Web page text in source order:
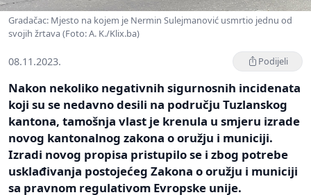
Gradačac: Mjesto na kojem je Nermin Sulejmanović usmrtio jednu od
svojih žrtava (Foto: A. K./Klix.ba)
08.11.2023. Podijeli
Nakon nekoliko negativnih sigurnosnih incidenata
koji su se nedavno desili na području Tuzlanskog
kantona, tamošnja vlast je krenula u smjeru izrade
novog kantonalnog zakona o oružju i municiji.
Izradi novog propisa pristupilo se i zbog potrebe
usklađivanja postojećeg Zakona o oružju i municiji
sa pravnom regulativom Evropske unije.